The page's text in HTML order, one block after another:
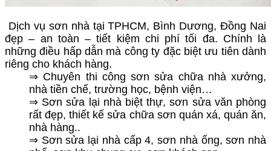
Dịch vụ sơn nhà tại TPHCM, Bình Dương, Đồng Nai
đẹp – an toàn – tiết kiệm chi phí tối đa. Chính là
những điều hấp dẫn mà công ty đặc biệt ưu tiên dành
riêng cho khách hàng.
⇒ Chuyên thi công sơn sửa chữa nhà xưởng,
nhà tiền chế, trường học, bệnh viện…
⇒ Sơn sửa lại nhà biệt thự, sơn sửa văn phòng
rất đẹp, thiết kế sửa chữa sơn quán xá, quán ăn,
nhà hàng..
⇒ Sơn sửa lại nhà cấp 4, sơn nhà ống, sơn nhà